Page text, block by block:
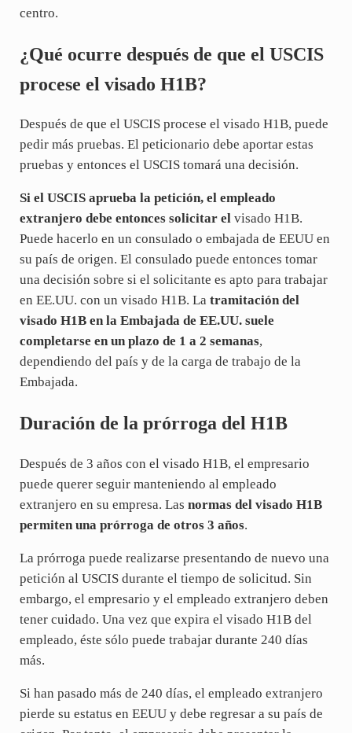
centro.
¿Qué ocurre después de que el USCIS
procese el visado H1B?
Después de que el USCIS procese el visado H1B, puede
pedir más pruebas. El peticionario debe aportar estas
pruebas y entonces el USCIS tomará una decisión.
Si el USCIS aprueba la petición, el empleado
extranjero debe entonces solicitar elvisado H1B.
Puede hacerlo en un consulado o embajada de EEUU en
su país de origen. El consulado puede entonces tomar
una decisión sobre si el solicitante es apto para trabajar
en EE.UU. con un visado H1B. Latramitación del
visado H1B en la Embajada de EE.UU. suele
completarse en un plazo de 1 a 2 semanas,
dependiendo del país y de la carga de trabajo de la
Embajada.
Duración de la prórroga del H1B
Después de 3 años con el visado H1B, el empresario
puede querer seguir manteniendo al empleado
extranjero en su empresa. Las normas del visado H1B
permiten una prórroga de otros 3 años.
La prórroga puede realizarse presentando de nuevo una
petición al USCIS durante el tiempo de solicitud. Sin
embargo, el empresario y el empleado extranjero deben
tener cuidado. Una vez que expira el visado H1B del
empleado, éste sólo puede trabajar durante 240 días
más.
Si han pasado más de 240 días, el empleado extranjero
pierde su estatus en EEUU y debe regresar a su país de